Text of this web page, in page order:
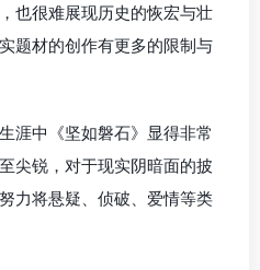
也很难展现历史的恢宏与壮
题材的创作有更多的限制与
涯中《坚如磐石》显得非常
尖锐，对于现实阴暗面的披
力将悬疑、侦破、爱情等类